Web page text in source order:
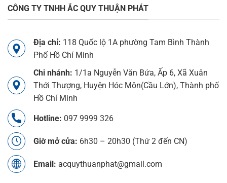
CÔNG TY TNHH ẮC QUY THUẬN PHÁT
Địa chỉ: 118 Quốc lộ 1A phường Tam Bình Thành
Phố Hồ Chí Minh
Chi nhánh: 1/1a Nguyễn Văn Bứa, Ấp 6, Xã Xuân
Thới Thượng, Huyện Hóc Môn(Cầu Lớn), Thành phố
Hồ Chí Minh
Hotline: 097 9999 326
Giờ mở cửa: 6h30 – 20h30 (Thứ 2 đến CN)
Email: acquythuanphat@gmail.com